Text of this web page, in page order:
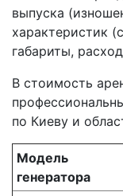
выпуска
характеристик
габариты,
В стоимость
по Киеву и
Модель
генератора